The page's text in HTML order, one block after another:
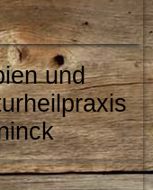
und